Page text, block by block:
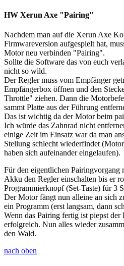
HW Xerun Axe "Pairing"
Nachdem man auf die Xerun Axe
Firmwareversion aufgespielt hat,
Motor neu verbinden "Pairing".
Sollte die Software das von euch
nicht so wild.
Der Regler muss vom Empfänger
Empfängerbox öffnen und den
Throttle" ziehen. Dann die
sammt Platte aus der Führung
Das ist wichtig da der Motor beim
Ich würde das Zahnrad nicht
einige Zeit im Einsatz war da man
Stellung schlecht wiederfindet
haben sich aufeinander eingelaufen).
Für den eigentlichen Pairingvorgang
Akku den Regler einschalten bis er
Programmierknopf (Set-Taste) für 3
Der Motor fängt nun alleine an sich
ein Programm (erst langsam, dann
Wenn das Pairing fertig ist piepst
erfolgreich. Nun alles wieder
den Wald.
nach oben